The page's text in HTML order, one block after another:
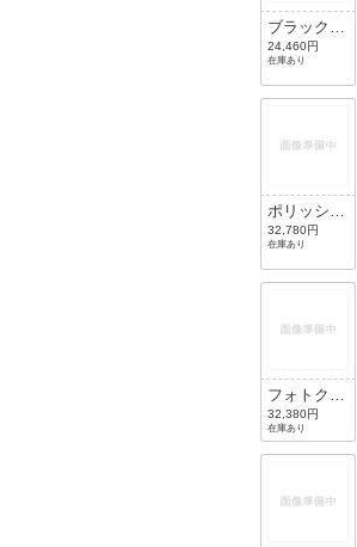
ブラック/
グリーンク
ラシックG-
15
24,460円
在庫あり
ポリッシュ
ブラック/
ブルー
32,780円
在庫あり
フォトクロ
ミックスト
ライプグレ
ー/グリー
32,380円
在庫あり